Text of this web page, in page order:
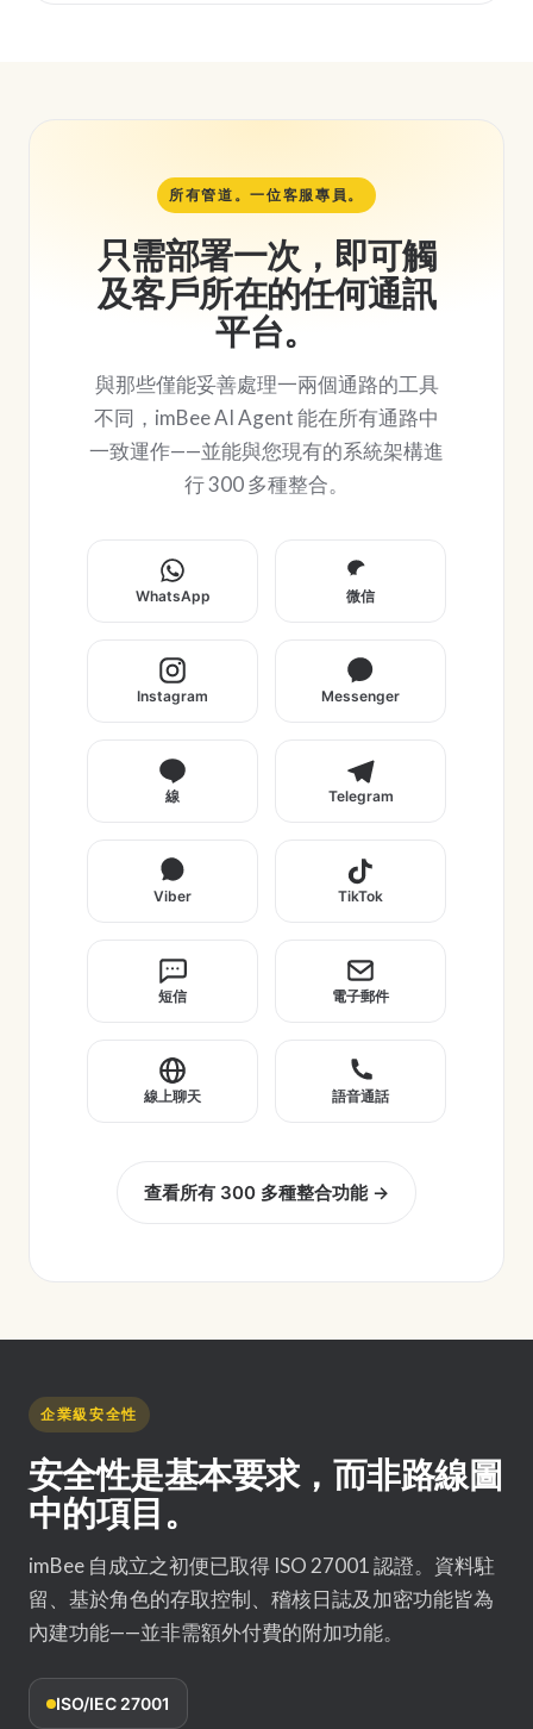
所有管道。一位客服專員。
只需部署一次，即可觸
及客戶所在的任何通訊
平台。
與那些僅能妥善處理一兩個通路的工具
不同，imBee AI Agent 能在所有通路中
一致運作——並能與您現有的系統架構進
行 300 多種整合。
WhatsApp 微信
Instagram Messenger
線 Telegram
Viber TikTok
短信 電子郵件
線上聊天 語音通話
查看所有 300 多種整合功能 →
企業級安全性
安全性是基本要求，而非路線圖
中的項目。
imBee 自成立之初便已取得 ISO 27001 認證。資料駐
留、基於角色的存取控制、稽核日誌及加密功能皆為
內建功能——並非需額外付費的附加功能。
ISO/IEC 27001